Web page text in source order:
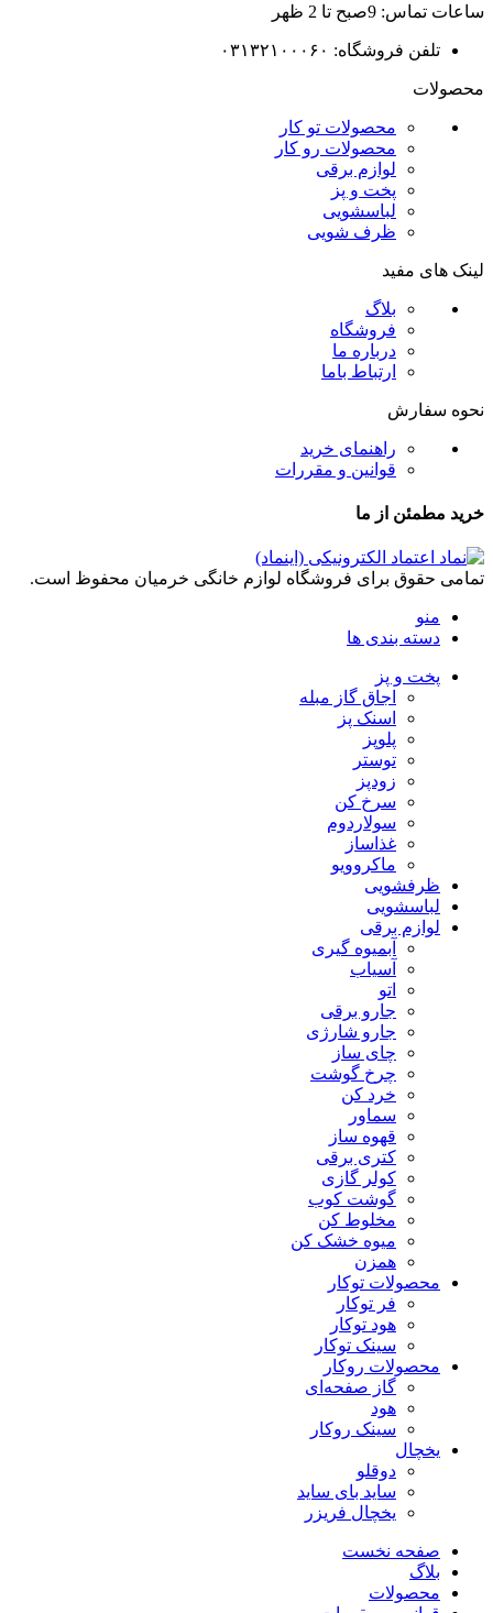
ساعات تماس: 9صبح تا 2 ظهر
تلفن فروشگاه: ۰۳۱۳۲۱۰۰۰۶۰
محصولات
محصولات تو کار
محصولات رو کار
لوازم برقی
پخت و پز
لباسشویی
ظرف شویی
لینک های مفید
بلاگ
فروشگاه
درباره ما
ارتباط باما
نحوه سفارش
راهنمای خرید
قوانین و مقررات
خرید مطمئن از ما
تمامی حقوق برای فروشگاه لوازم خانگی خرمیان محفوظ است.
منو
دسته بندی ها
پخت و پز
اجاق گاز مبله
اسنک پز
پلوپز
توستر
زودپز
سرخ کن
سولاردوم
غذاساز
ماکروویو
ظرفشویی
لباسشویی
لوازم برقی
آبمیوه گیری
آسیاب
اتو
جارو برقی
جارو شارژی
چای ساز
چرخ گوشت
خرد کن
سماور
قهوه ساز
کتری برقی
کولر گازی
گوشت کوب
مخلوط کن
میوه خشک کن
همزن
محصولات توکار
فر توکار
هود توکار
سینک توکار
محصولات روکار
گاز صفحه‌ای
هود
سینک روکار
یخچال
دوقلو
ساید بای ساید
یخچال فریزر
صفحه نخست
بلاگ
محصولات